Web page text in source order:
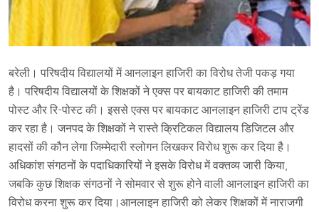
बरेली। परिषदीय विद्यालयों में आनलाइन हाजिरी का विरोध तेजी पकड़ गया
है। परिषदीय विद्यालयों के शिक्षकों ने एक्स पर बायकाट हाजिरी की तमाम
पोस्ट और रि-पोस्ट की। इससे एक्स पर बायकाट आनलाइन हाजिरी टाप ट्रेंड
कर रहा है। जनपद के शिक्षकों ने रास्ते क्रिटिकल विद्यालय डिजिटल और
हादसों की कौन लेगा जिम्मेदारी स्लोगन लिखकर विरोध शुरू कर दिया है।
अधिकांश संगठनों के पदाधिकारियों ने इसके विरोध में वक्तव्य जारी किया,
जबकि कुछ शिक्षक संगठनों ने सोमवार से शुरू होने वाली आनलाइन हाजिरी का
विरोध करना शुरू कर दिया।आनलाइन हाजिरी को लेकर शिक्षकों में नाराजगी